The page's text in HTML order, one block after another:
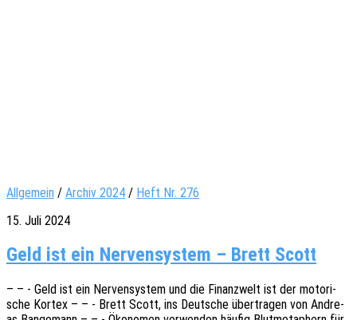
Allgemein / Archiv 2024 / Heft Nr. 276
15. Juli 2024
Geld ist ein Nervensystem – Brett Scott
– – - Geld ist ein Nerven­sys­tem und die Finanz­welt ist der moto­ri­
sche Kortex – – - Brett Scott, ins Deut­sche über­tra­gen von Andre­